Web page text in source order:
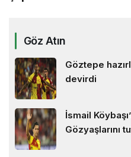
Göz Atın
Göztepe
devirdi
İsmail
Gözyaşlarını